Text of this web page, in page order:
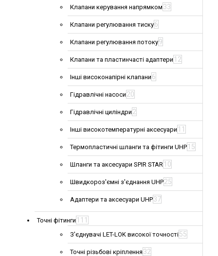
Клапани керування напрямком 33
Клапани регулювання тиску6
Клапани регулювання потоку9
Клапани та пластинчасті адаптери 12
Інші високонапірні клапани 6
Гідравлічні насоси 20
Гідравлічні циліндри 2
Інші високотемпературні аксесуари 11
Термопластичні шланги та фітинги UHP 15
Шланги та аксесуари SPIR STAR 10
Швидкороз'ємні з'єднання UHP25
Адаптери та аксесуари UHP37
Точні фітинги 111
З'єднувачі LET-LOK високої точності55
Точні різьбові кріплення 32